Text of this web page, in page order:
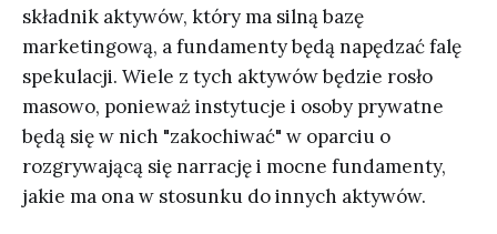
składnik aktywów, który ma silną bazę
marketingową, a fundamenty będą napędzać falę
spekulacji. Wiele z tych aktywów będzie rosło
masowo, ponieważ instytucje i osoby prywatne
będą się w nich "zakochiwać" w oparciu o
rozgrywającą się narrację i mocne fundamenty,
jakie ma ona w stosunku do innych aktywów.